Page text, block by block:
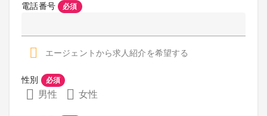
電話番号 必須
エージェントから求人紹介を希望する
性別 必須
男性 女性